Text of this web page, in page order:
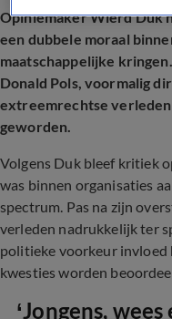
Opiniemaker Wierd Duk
een dubbele moraal
maatschappelijke
Donald Pols, voormalig
extreemrechtse
geworden.
Volgens Duk bleef kritiek
was binnen organisaties
spectrum. Pas na zijn
verleden nadrukkelijk ter
politieke voorkeur invloed
kwesties worden
‘Jongens,